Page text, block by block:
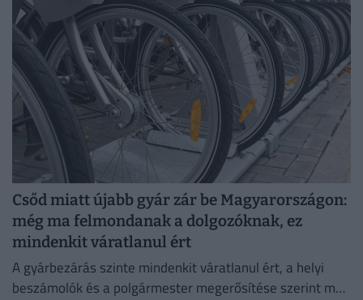
Csőd miatt újabb gyár zár be Magyarországon:
még ma felmondanak a dolgozóknak, ez
mindenkit váratlanul ért
A gyárbezárás szinte mindenkit váratlanul ért, a helyi
beszámolók és a polgármester megerősítése szerint még